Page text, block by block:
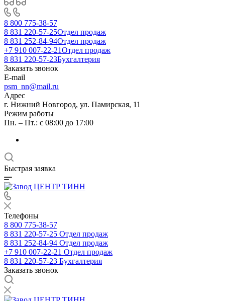
8 800 775-38-57
8 831 220-57-25Отдел продаж
8 831 252-84-94Отдел продаж
+7 910 007-22-21Отдел продаж
8 831 220-57-23Бухгалтерия
Заказать звонок
E-mail
psm_nn@mail.ru
Адрес
г. Нижний Новгород, ул. Памирская, 11
Режим работы
Пн. – Пт.: с 08:00 до 17:00
Быстрая заявка
Телефоны
8 800 775-38-57
8 831 220-57-25 Отдел продаж
8 831 252-84-94 Отдел продаж
+7 910 007-22-21 Отдел продаж
8 831 220-57-23 Бухгалтерия
Заказать звонок